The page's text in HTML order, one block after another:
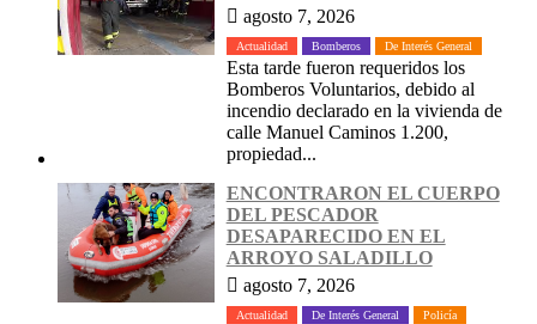
agosto 7, 2026
Actualidad Bomberos De Interés General
Esta tarde fueron requeridos los
Bomberos Voluntarios, debido al
incendio declarado en la vivienda de
calle Manuel Caminos 1.200,
propiedad...
ENCONTRARON EL CUERPO
DEL PESCADOR
DESAPARECIDO EN EL
ARROYO SALADILLO
agosto 7, 2026
Actualidad De Interés General Policía